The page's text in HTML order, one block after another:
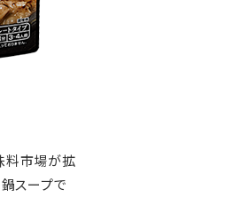
料市場が拡
スープで